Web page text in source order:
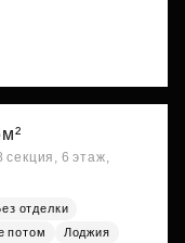
секция, 6 этаж,
отделки
потом
Лоджия